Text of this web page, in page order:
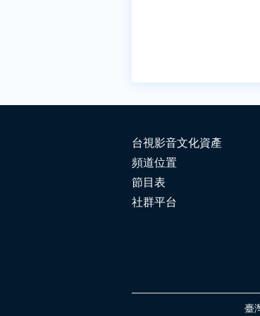
台視影音文化資產
頻道位置
節目表
社群平台
臺